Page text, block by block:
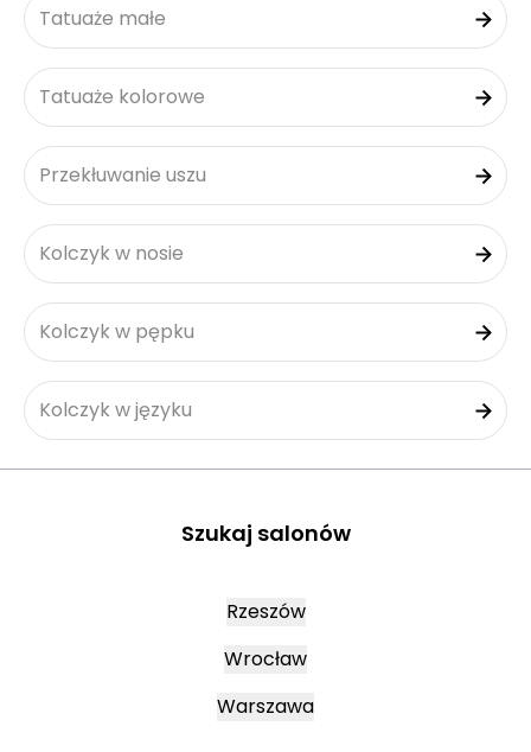
Tatuaże małe
Tatuaże kolorowe
Przekłuwanie uszu
Kolczyk w nosie
Kolczyk w pępku
Kolczyk w języku
Szukaj salonów
Rzeszów
Wrocław
Warszawa